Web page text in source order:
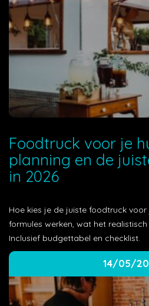
Foodtruck voor je
planning en de
in 2026
Hoe kies je de juiste foodtruck
formules werken, wat het
Inclusief budgettabel en checklist.
14/05/